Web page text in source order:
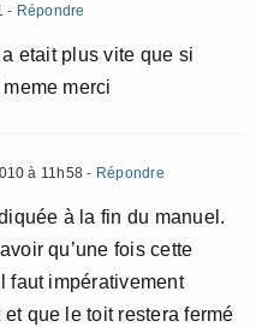
- Répondre
etait plus vite que si
merci
à 11h58 - Répondre
à la fin du manuel.
qu’une fois cette
faut impérativement
que le toit restera fermé